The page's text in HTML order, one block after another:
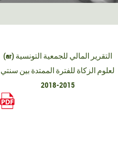
(ar) التقرير المالي للجمعية التونسية
لعلوم الزكاة للفترة الممتدة بين سنتي
2015-2018